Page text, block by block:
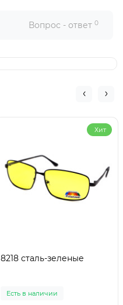
Вопрос - ответ 0
Хит
8218 сталь-зеленые
Есть в наличии